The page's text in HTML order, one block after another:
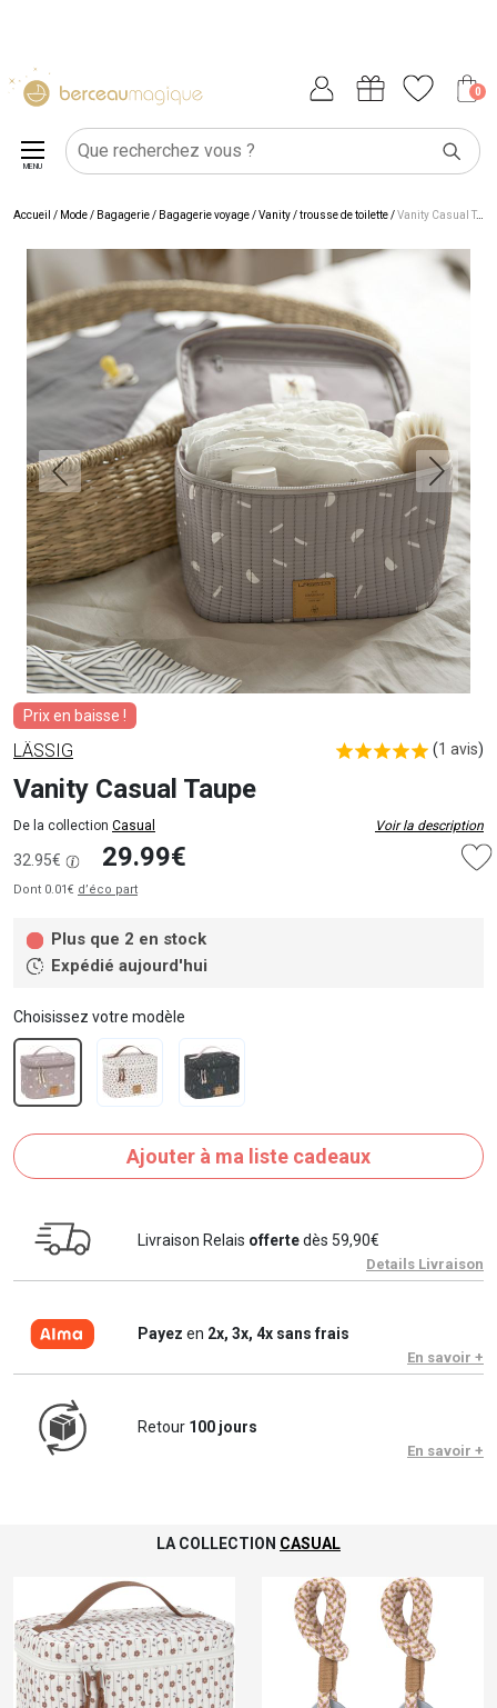
0
MENU
Accueil / Mode / Bagagerie/ Bagagerie voyage/Vanity / trousse de toilette/Vanity Casual Taupe
Prix en baisse !
LÄSSIG (1 avis)
Vanity Casual Taupe
De la collection Casual Voir la description
32.95€ 29.99€
Dont 0.01€ d’éco part
Plus que 2 en stock
Expédié aujourd'hui
Choisissez votre modèle
Ajouter à ma liste cadeaux
Livraison Relais offertedès 59,90€
Details Livraison
Payez en 2x, 3x, 4x sans frais
En savoir +
Retour 100 jours
En savoir +
LA COLLECTION CASUAL